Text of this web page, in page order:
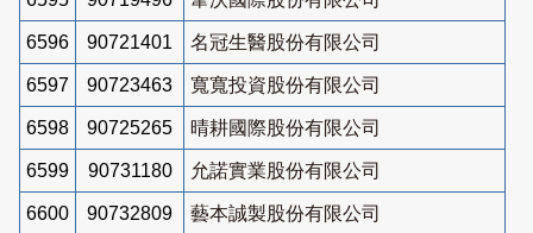
6596 90721401 名冠生醫股份有限公司
6597 90723463 寬寬投資股份有限公司
6598 90725265 晴耕國際股份有限公司
6599 90731180 允諾實業股份有限公司
6600 90732809
藝本誠製股份有限公司